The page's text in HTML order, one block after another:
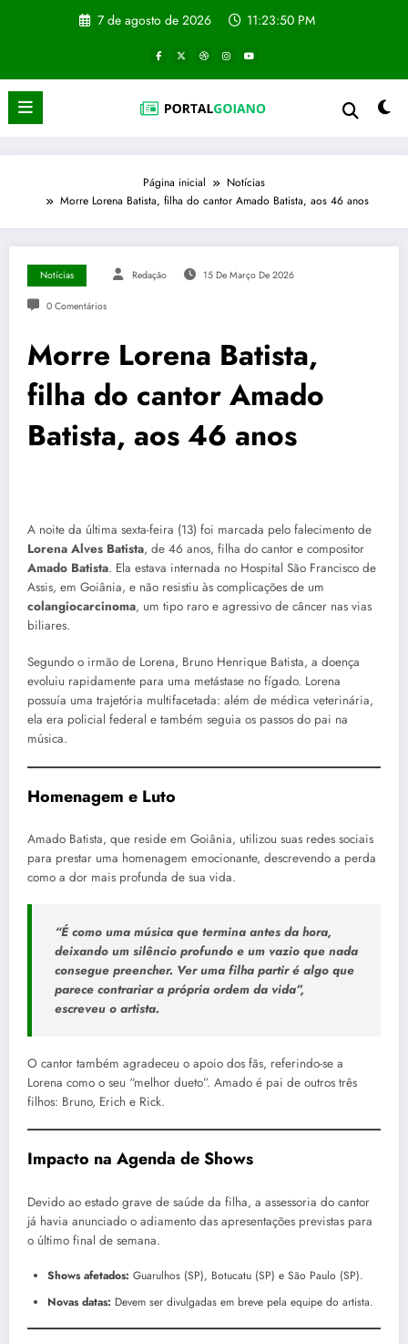
7 de agosto de 2026 11:23:51 PM
Página inicial
Notícias
Morre Lorena Batista, filha do cantor Amado Batista, aos 46 anos
Notícias Redação 15 De Março De 2026
0 Comentários
Morre Lorena Batista,
filha do cantor Amado
Batista, aos 46 anos
A noite da última sexta-feira (13) foi marcada pelo falecimento de
Lorena Alves Batista, de 46 anos, filha do cantor e compositor
Amado Batista. Ela estava internada no Hospital São Francisco de
Assis, em Goiânia, e não resistiu às complicações de um
colangiocarcinoma, um tipo raro e agressivo de câncer nas vias
biliares.
Segundo o irmão de Lorena, Bruno Henrique Batista, a doença
evoluiu rapidamente para uma metástase no fígado. Lorena
possuía uma trajetória multifacetada: além de médica veterinária,
ela era policial federal e também seguia os passos do pai na
música.
Homenagem e Luto
Amado Batista, que reside em Goiânia, utilizou suas redes sociais
para prestar uma homenagem emocionante, descrevendo a perda
como a dor mais profunda de sua vida.
“É como uma música que termina antes da hora,
deixando um silêncio profundo e um vazio que nada
consegue preencher. Ver uma filha partir é algo que
parece contrariar a própria ordem da vida”,
escreveu o artista.
O cantor também agradeceu o apoio dos fãs, referindo-se a
Lorena como o seu “melhor dueto”. Amado é pai de outros três
filhos: Bruno, Erich e Rick.
Impacto na Agenda de Shows
Devido ao estado grave de saúde da filha, a assessoria do cantor
já havia anunciado o adiamento das apresentações previstas para
o último final de semana.
Shows afetados: Guarulhos (SP), Botucatu (SP) e São Paulo (SP).
Novas datas: Devem ser divulgadas em breve pela equipe do artista.